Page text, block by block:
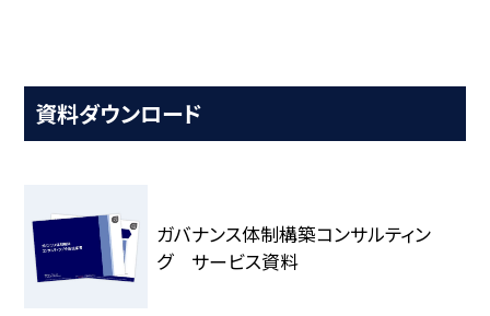
資料ダウンロード
ガバナンス体制構築コンサルティン
グ サービス資料